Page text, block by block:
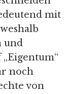
mit
und
noch
von